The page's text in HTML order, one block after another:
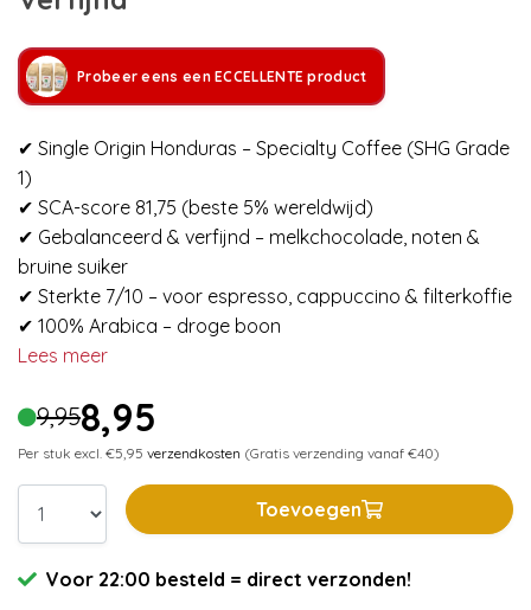
Probeer eens een ECCELLENTE product
✔ Single Origin Honduras – Specialty Coffee (SHG Grade
1)
✔ SCA-score 81,75 (beste 5% wereldwijd)
✔ Gebalanceerd & verfijnd – melkchocolade, noten &
bruine suiker
✔ Sterkte 7/10 – voor espresso, cappuccino & filterkoffie
✔ 100% Arabica – droge boon
Lees meer
9,958,95
Per stuk excl. €5,95 verzendkosten (Gratis verzending vanaf €40)
Toevoegen
Voor 22:00 besteld = direct verzonden!